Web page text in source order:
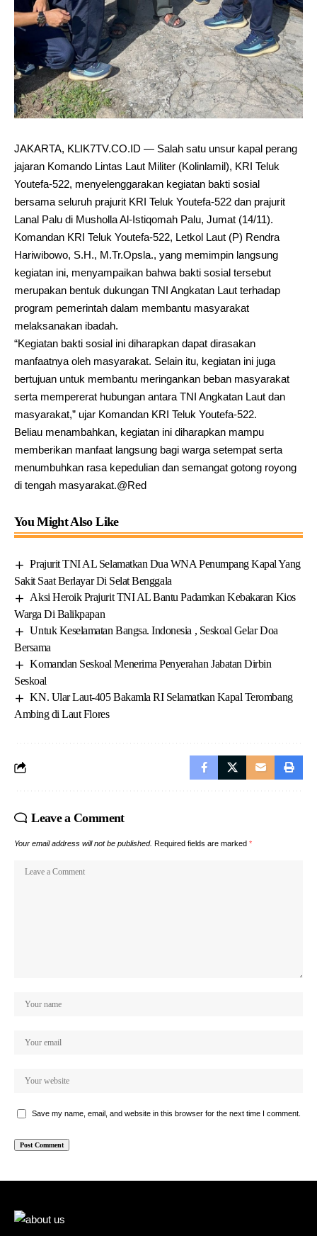
JAKARTA, KLIK7TV.CO.ID — Salah satu unsur kapal perang
jajaran Komando Lintas Laut Militer (Kolinlamil), KRI Teluk
Youtefa-522, menyelenggarakan kegiatan bakti sosial
bersama seluruh prajurit KRI Teluk Youtefa-522 dan prajurit
Lanal Palu di Musholla Al-Istiqomah Palu, Jumat (14/11).
Komandan KRI Teluk Youtefa-522, Letkol Laut (P) Rendra
Hariwibowo, S.H., M.Tr.Opsla., yang memimpin langsung
kegiatan ini, menyampaikan bahwa bakti sosial tersebut
merupakan bentuk dukungan TNI Angkatan Laut terhadap
program pemerintah dalam membantu masyarakat
melaksanakan ibadah.
“Kegiatan bakti sosial ini diharapkan dapat dirasakan
manfaatnya oleh masyarakat. Selain itu, kegiatan ini juga
bertujuan untuk membantu meringankan beban masyarakat
serta mempererat hubungan antara TNI Angkatan Laut dan
masyarakat,” ujar Komandan KRI Teluk Youtefa-522.
Beliau menambahkan, kegiatan ini diharapkan mampu
memberikan manfaat langsung bagi warga setempat serta
menumbuhkan rasa kepedulian dan semangat gotong royong
di tengah masyarakat.@Red
You Might Also Like
Prajurit TNI AL Selamatkan Dua WNA Penumpang Kapal Yang
Sakit Saat Berlayar Di Selat Benggala
Aksi Heroik Prajurit TNI AL Bantu Padamkan Kebakaran Kios
Warga Di Balikpapan
Untuk Keselamatan Bangsa. Indonesia , Seskoal Gelar Doa
Bersama
Komandan Seskoal Menerima Penyerahan Jabatan Dirbin
Seskoal
KN. Ular Laut-405 Bakamla RI Selamatkan Kapal Terombang
Ambing di Laut Flores
Leave a Comment
Your email address will not be published. Required fields are marked *
Save my name, email, and website in this browser for the next time I comment.